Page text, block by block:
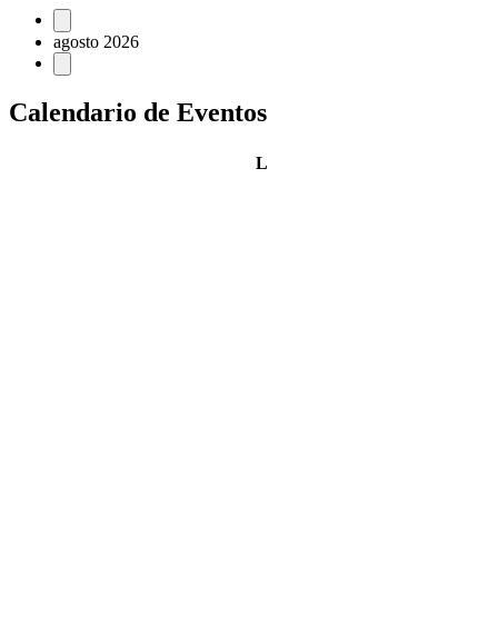
Eventos
agosto 2026
Calendario de Eventos
Llunes